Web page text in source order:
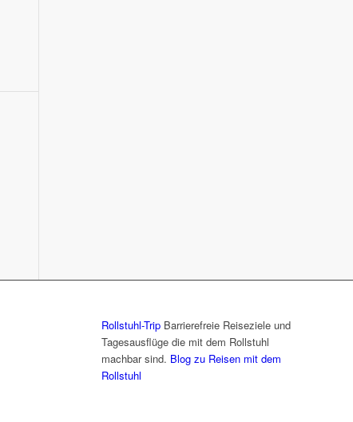
Rollstuhl-TripBarrierefreie Reiseziele und
Tagesausflüge die mit dem Rollstuhl
machbar sind. Blog zu Reisen mit dem
Rollstuhl